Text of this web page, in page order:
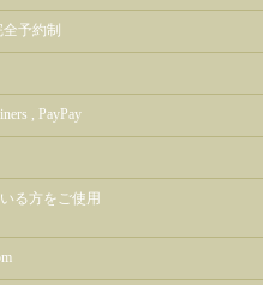
予約制
, PayPay
る方をご使用